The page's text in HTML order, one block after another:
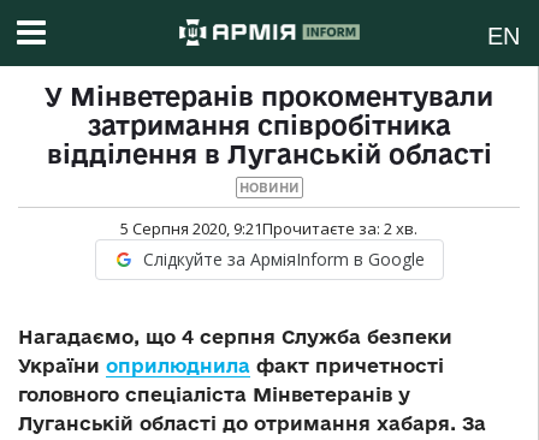
EN
У Мінветеранів прокоментували
затримання співробітника
відділення в Луганській області
НОВИНИ
5 Серпня 2020, 9:21Прочитаєте за: 2хв.
Слідкуйте за АрміяInform в Google
Нагадаємо, що 4 серпня Служба безпеки
України оприлюднила факт причетності
головного спеціаліста Мінветеранів у
Луганській області до отримання хабаря. За